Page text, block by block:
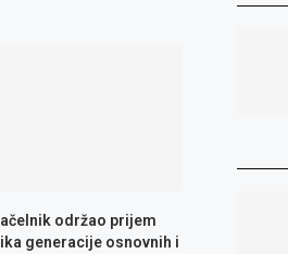
održao prijem
generacije osnovnih i